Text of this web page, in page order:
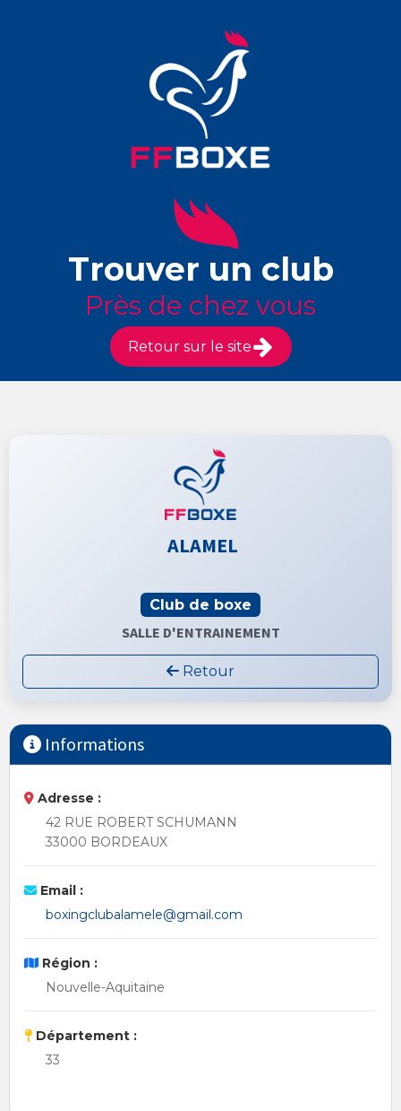
Trouver un club
Près de chez vous
Retour sur le site
ALAMEL
Club de boxe
SALLE D'ENTRAINEMENT
Retour
Informations
Adresse :
42 RUE ROBERT SCHUMANN
33000 BORDEAUX
Email :
boxingclubalamele@gmail.com
Région :
Nouvelle-Aquitaine
Département :
33